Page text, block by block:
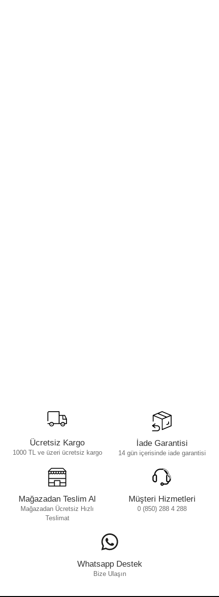
Ücretsiz Kargo
1000 TL ve üzeri ücretsiz kargo
İade Garantisi
14 gün içerisinde iade garantisi
Mağazadan Teslim Al
Mağazadan Ücretsiz Hızlı
Teslimat
Müşteri Hizmetleri
0 (850) 288 4 288
Whatsapp Destek
Bize Ulaşın